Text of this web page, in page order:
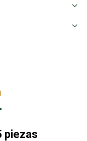
piezas